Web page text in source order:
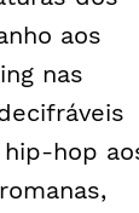
aos
nas
hip-hop